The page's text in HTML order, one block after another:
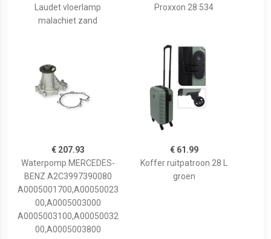
Laudet vloerlamp
malachiet zand
Proxxon 28 534
€ 207.93
Waterpomp MERCEDES-
BENZ A2C3997390080
A0005001700,A00050023
00,A0005003000
A0005003100,A00050032
00,A0005003800
€ 61.99
Koffer ruitpatroon 28 L
groen